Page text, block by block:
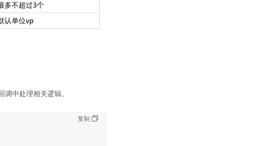
多不超过3个
认单位vp
中处理相关逻辑。
复制